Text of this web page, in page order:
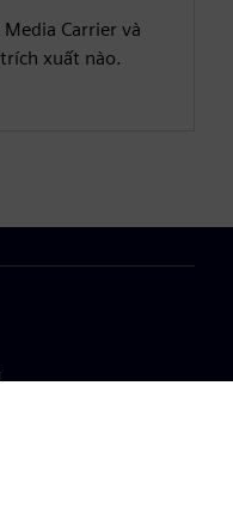
Carrier và
xuất nào.